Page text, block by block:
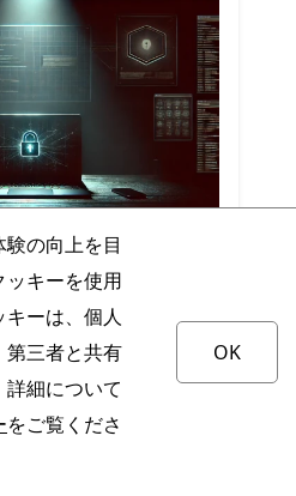
エンジン最適化）の裏
ットSEOに魅力を感じる
的な視点で見ると、決し
ト上の看板づくり
の向上を目
キーを使用
ーは、個人
第三者と共有
細について
をご覧くださ
OK